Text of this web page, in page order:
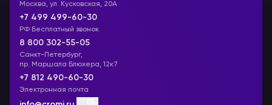
Москва, ул. Кусковская, 20А
+7 499 499-60-30
РФ Бесплатный звонок
8 800 302-55-05
Санкт-Петербург,
пр. Маршала Блюхера, 12к7
+7 812 490-60-30
Электронная почта